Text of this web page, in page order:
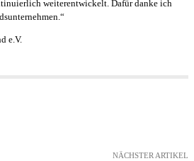
weiterentwickelt. Dafür danke ich
e.V.
NÄCHSTER ARTIKEL